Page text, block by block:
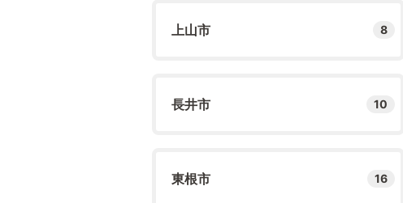
上山市 8
長井市 10
東根市 16